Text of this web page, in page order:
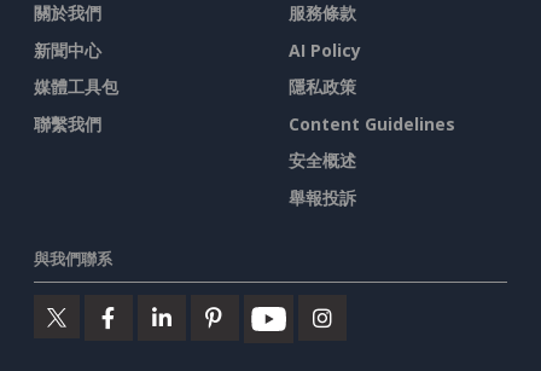
關於我們
新聞中心
媒體工具包
聯繫我們
服務條款
AI Policy
隱私政策
Content Guidelines
安全概述
舉報投訴
與我們聯系